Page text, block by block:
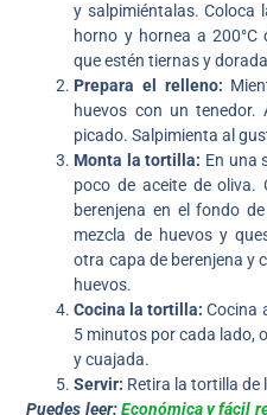
y salpimiéntalas. Coloca
horno y hornea a
que estén tiernas y
Prepara el relleno:
huevos con un tenedor.
picado. Salpimienta al
Monta la tortilla: En una
poco de aceite de oliva.
berenjena en el fondo
mezcla de huevos y
otra capa de berenjena y
huevos.
Cocina la tortilla: Cocina
5 minutos por cada lado,
y cuajada.
Servir: Retira la tortilla de
Puedes leer:Económica y fácil